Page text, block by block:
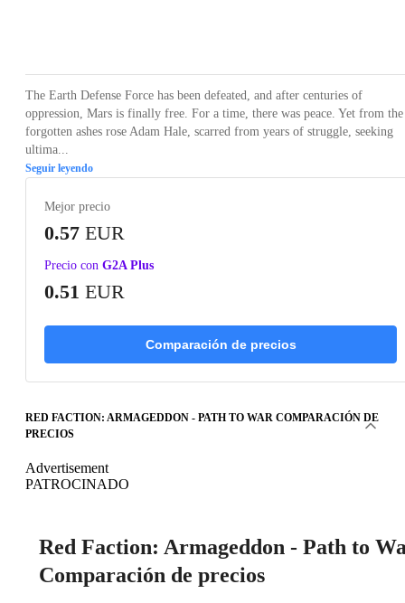
The Earth Defense Force has been defeated, and after centuries of
oppression, Mars is finally free. For a time, there was peace. Yet from the
forgotten ashes rose Adam Hale, scarred from years of struggle, seeking
ultima...
Seguir leyendo
Mejor precio
0.57 EUR
Precio con G2A Plus
0.51 EUR
Comparación de precios
RED FACTION: ARMAGEDDON - PATH TO WAR COMPARACIÓN DE
PRECIOS
Advertisement
PATROCINADO
Red Faction: Armageddon - Path to
Comparación de precios